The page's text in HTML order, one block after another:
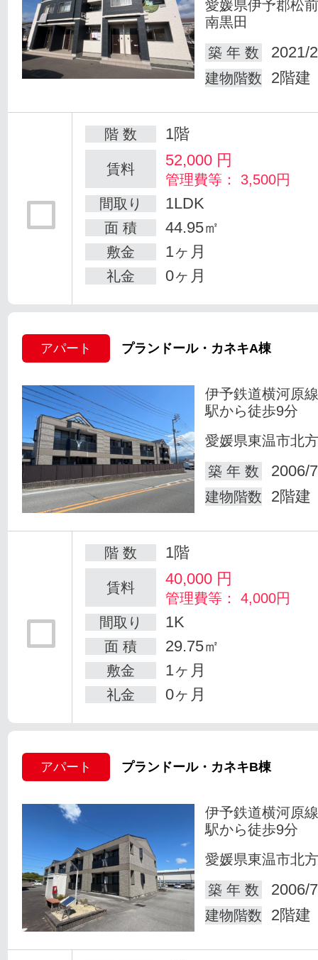
愛媛県伊予郡松
南黒田
築 年 数
2021/
建物階数 2階建
階 数 1階
賃料 52,000 円
管理費等： 3,500円
間取り
1LDK
面 積 44.95㎡
敷金 1ヶ月
礼金 0ヶ月
アパート プランドール・カネキA棟
伊予鉄道横河原
駅から徒歩9分
愛媛県東温市北方
築 年 数
2006/
建物階数 2階建
階 数 1階
賃料 40,000 円
管理費等： 4,000円
間取り
1K
面 積 29.75㎡
敷金 1ヶ月
礼金 0ヶ月
アパート プランドール・カネキB棟
伊予鉄道横河原
駅から徒歩9分
愛媛県東温市北方
築 年 数
2006/
建物階数 2階建